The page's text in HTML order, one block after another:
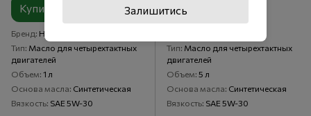
Купить
Бренд Husqvarna
Тип Масло для четырехтактных
двигателей
Объем 1 л
Основа масла Синтетическая
Вязкость SAE 5W-30
Купить
Тип Масло для четырехтактных
двигателей
Объем 5 л
Основа масла Синтетическая
Вязкость SAE 5W-30
Залишитись